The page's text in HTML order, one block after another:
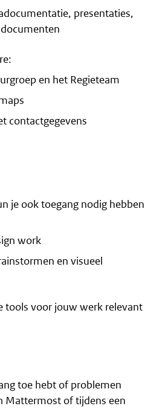
presentaties,
en het Regieteam
contactgegevens
je ook toegang nodig hebben
work
en visueel
tools voor jouw werk relevant
toe hebt of problemen
Mattermost of tijdens een